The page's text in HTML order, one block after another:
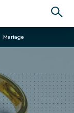
Mariage